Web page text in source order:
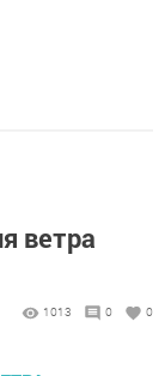
ветра
1013 0 0